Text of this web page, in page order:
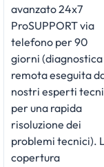
avanzato 24x7
ProSUPPORT via
telefono per 90
giorni (diagnostica
remota eseguita
nostri esperti
per una rapida
risoluzione dei
problemi tecnici).
copertura